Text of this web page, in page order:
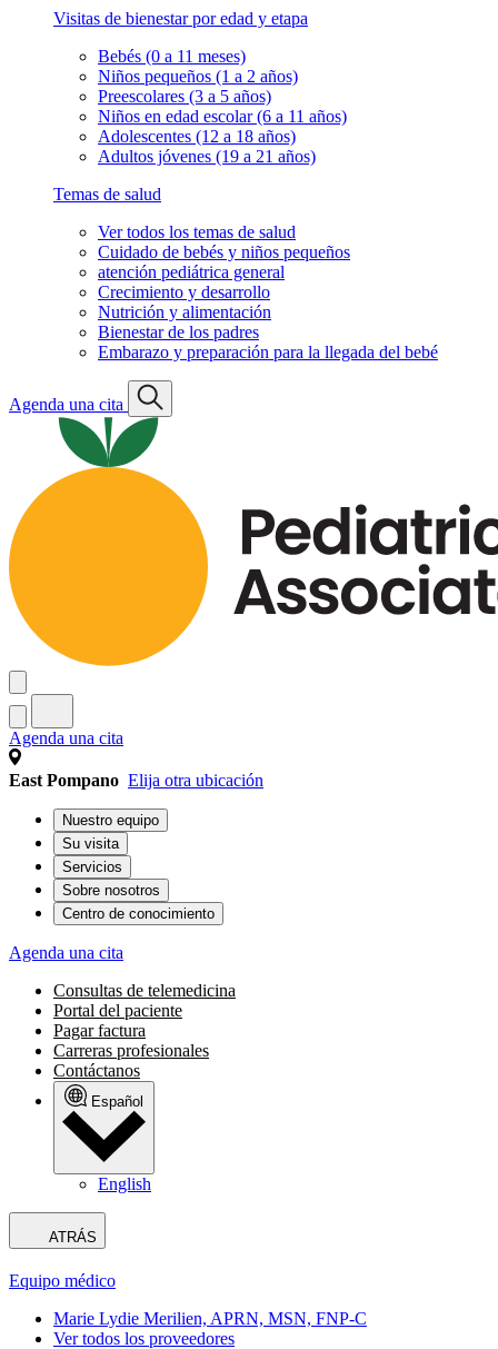
Visitas de bienestar por edad y etapa
Bebés (0 a 11 meses)
Niños pequeños (1 a 2 años)
Preescolares (3 a 5 años)
Niños en edad escolar (6 a 11 años)
Adolescentes (12 a 18 años)
Adultos jóvenes (19 a 21 años)
Temas de salud
Ver todos los temas de salud
Cuidado de bebés y niños pequeños
atención pediátrica general
Crecimiento y desarrollo
Nutrición y alimentación
Bienestar de los padres
Embarazo y preparación para la llegada del bebé
Agenda una cita
Agenda una cita
East Pompano Elija otra ubicación
Nuestro equipo
Su visita
Servicios
Sobre nosotros
Centro de conocimiento
Agenda una cita
Consultas de telemedicina
Portal del paciente
Pagar factura
Carreras profesionales
Contáctanos
Español
English
ATRÁS
Equipo médico
Marie Lydie Merilien, APRN, MSN, FNP-C
Ver todos los proveedores